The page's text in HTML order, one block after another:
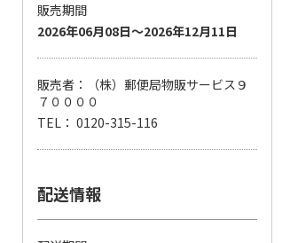
販売期間
2026年06月08日～2026年12月11日
販売者：（株）郵便局物販サービス９
７００００
TEL： 0120-315-116
配送情報